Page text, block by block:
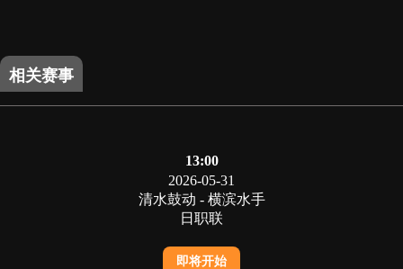
相关赛事
13:00
2026-05-31
清水鼓动 - 横滨水手
日职联
即将开始